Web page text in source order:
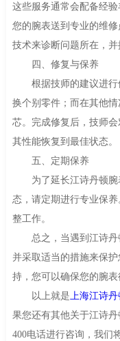
这些服务通常会配备经
您的腕表送到专业的维
技术来诊断问题所在，并
四、修复与保养
根据技师的建议进行
换个别零件；而在其他
芯。完成修复后，技师
其性能恢复到最佳状态。
五、定期保养
为了延长江诗丹顿腕
态，请定期进行专业保
整工作。
总之，当遇到江诗丹
并采取适当的措施来保
持，您可以确保您的腕表
以上就是上海江诗
果您还有其他关于江诗
400电话进行咨询，我们